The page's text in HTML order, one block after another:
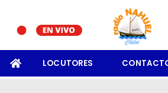
LOCUTORES